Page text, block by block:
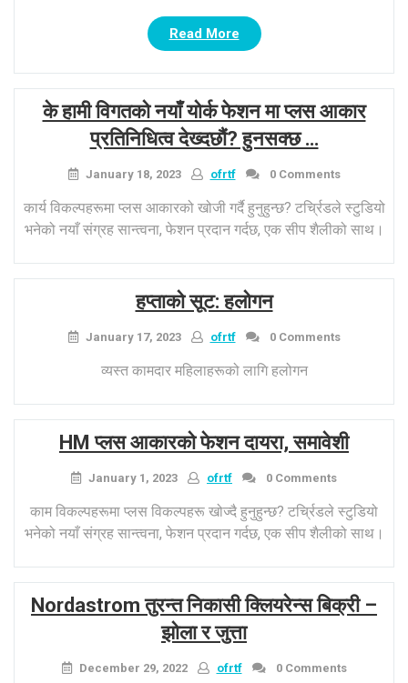
Read More“12
कपाल,
छाला
र
स्वास्थ्यको
लागि
स्याउ
रस
को
के हामी विगतको नयाँ योर्क फेशन मा प्लस आकार
प्रतिनिधित्व देख्दछौं? हुनसक्छ …
January 18, 2023 ofrtf 0 Comments
कार्य विकल्पहरूमा प्लस आकारको खोजी गर्दै हुनुहुन्छ? टर्च्रिडले स्टुडियो
भनेको नयाँ संग्रह सान्त्वना, फेशन प्रदान गर्दछ, एक सीप शैलीको साथ।
हप्ताको सूट: हलोगन
January 17, 2023 ofrtf 0 Comments
व्यस्त कामदार महिलाहरूको लागि हलोगन
HM प्लस आकारको फेशन दायरा, समावेशी
January 1, 2023 ofrtf 0 Comments
काम विकल्पहरूमा प्लस विकल्पहरू खोज्दै हुनुहुन्छ? टर्च्रिडले स्टुडियो
भनेको नयाँ संग्रह सान्त्वना, फेशन प्रदान गर्दछ, एक सीप शैलीको साथ।
Nordastrom तुरन्त निकासी क्लियरेन्स बिक्री –
झोला र जुत्ता
December 29, 2022 ofrtf 0 Comments